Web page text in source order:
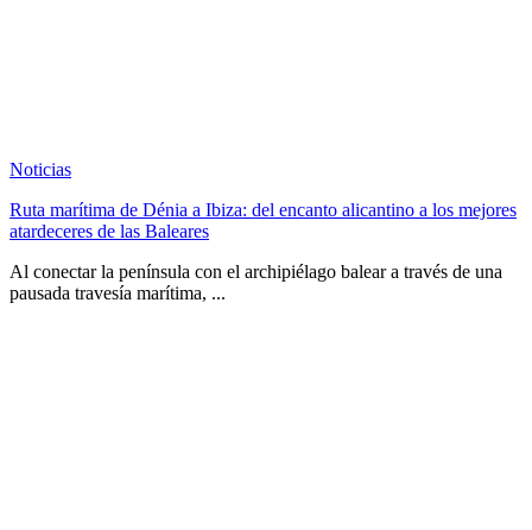
Noticias
Ruta marítima de Dénia a Ibiza: del encanto alicantino a los mejores
atardeceres de las Baleares
Al conectar la península con el archipiélago balear a través de una
pausada travesía marítima, ...